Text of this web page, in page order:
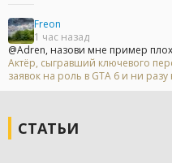
Freon
1 час назад
@Adren, назови мне пример
Актёр, сыгравший ключевого
заявок на роль в GTA 6 и ни разу
СТАТЬИ